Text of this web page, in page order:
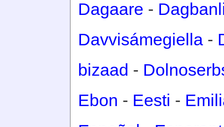
Dagaare -
Davvisámegiella -
bizaad -
Ebon - Eesti -